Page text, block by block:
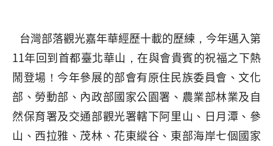
台灣部落觀光嘉年華經歷十載的歷練，今年邁入第
11年回到首都臺北華山，在與會貴賓的祝福之下熱
鬧登場！今年參展的部會有原住民族委員會、文化
部、勞動部、內政部國家公園署、農業部林業及自
然保育署及交通部觀光署轄下阿里山、日月潭、參
山、西拉雅、茂林、花東縱谷、東部海岸七個國家